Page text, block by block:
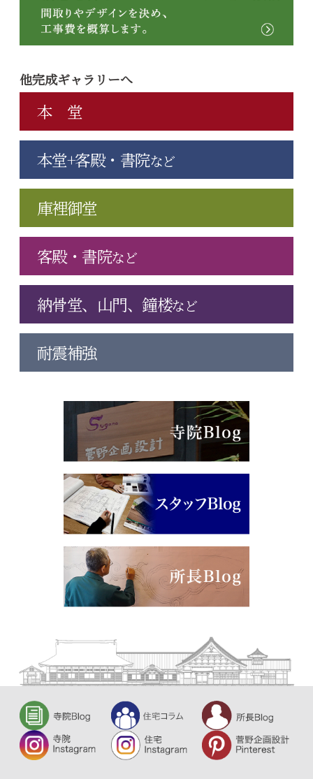
他完成ギャラリーへ
本 堂
本堂+客殿・書院など
庫裡御堂
客殿・書院など
納骨堂、山門、鐘楼など
耐震補強